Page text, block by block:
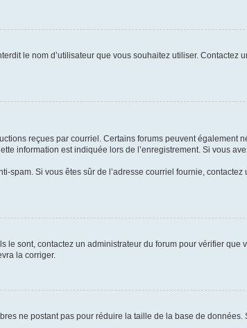
le nom d’utilisateur que vous souhaitez utiliser. Contactez
reçues par courriel. Certains forums peuvent également
information est indiquée lors de l’enregistrement. Si vous
spam. Si vous êtes sûr de l’adresse courriel fournie, contactez
le sont, contactez un administrateur du forum pour vérifier que
la corriger.
ne postant pas pour réduire la taille de la base de données.